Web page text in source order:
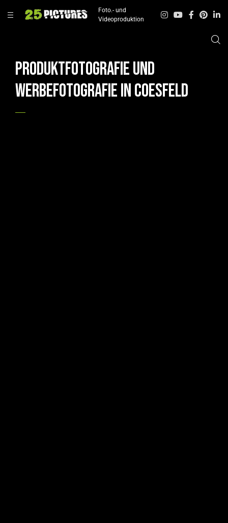
Foto.- und
Videoproduktion
Produktfotografie und
Werbefotografie in Coesfeld